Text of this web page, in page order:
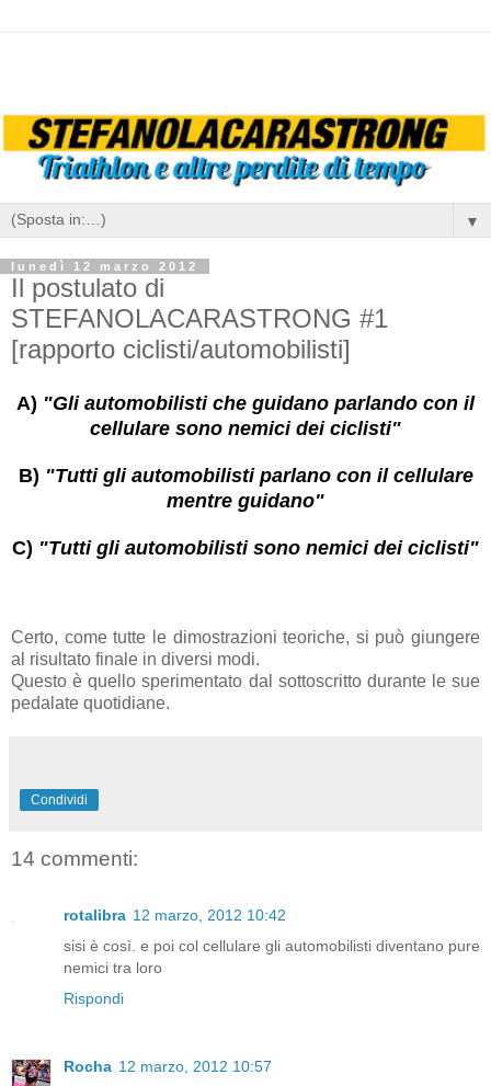
▼
lunedì 12 marzo 2012
Il postulato di
STEFANOLACARASTRONG #1
[rapporto ciclisti/automobilisti]
A) "Gli automobilisti che guidano parlando con il
cellulare sono nemici dei ciclisti"
B) "Tutti gli automobilisti parlano con il cellulare
mentre guidano"
C) "Tutti gli automobilisti sono nemici dei ciclisti"
Certo, come tutte le dimostrazioni teoriche, si può giungere
al risultato finale in diversi modi.
Questo è quello sperimentato dal sottoscritto durante le sue
pedalate quotidiane.
Condividi
14 commenti:
rotalibra 12 marzo, 2012 10:42
sisi è così. e poi col cellulare gli automobilisti diventano pure
nemici tra loro
Rispondi
Rocha 12 marzo, 2012 10:57